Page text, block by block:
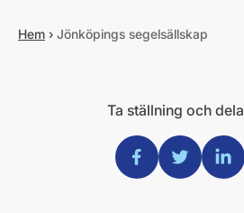
Hem › Jönköpings segelsällskap
Ta ställning och
Dela via Facebook
Dela viaDela